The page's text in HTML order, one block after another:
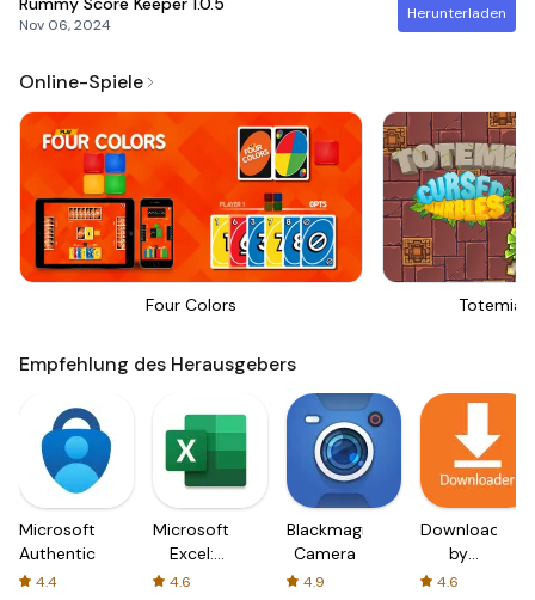
Nov 06, 2024
Herunterladen
Online-Spiele
Four Colors Totemia
Empfehlung des Herausgebers
Microsoft
Authenticator
4.4
Microsoft
Excel:
Spreadsheets
4.6
Blackmagic
Camera
4.9
Downloader
by
AFTVnews
4.6